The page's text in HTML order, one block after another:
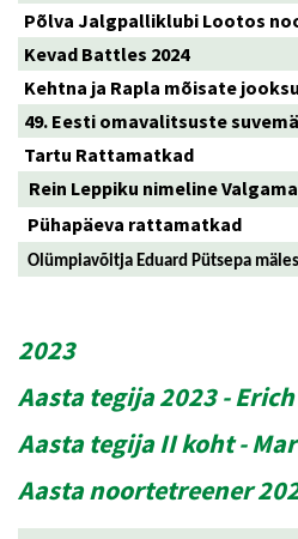
Põlva Jalgpalliklubi Lootos
Kevad Battles 2024
Kehtna ja Rapla mõisate
49. Eesti omavalitsuste
Tartu Rattamatkad
Rein Leppiku nimeline
Pühapäeva rattamatkad
Olümpiavõitja Eduard Pütsepa
2023
Aasta tegija 2023 -
Aasta tegija II koht -
Aasta noortetreener